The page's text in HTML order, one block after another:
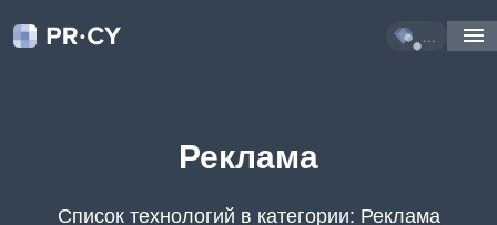
...
Реклама
Список технологий в категории: Реклама